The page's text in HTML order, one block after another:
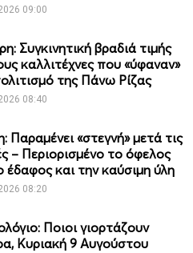
09:00
Συγκινητική βραδιά τιμής
καλλιτέχνες που «ύφαναν»
της Πάνω Ρίζας
08:40
Παραμένει «στεγνή» μετά τις
– Περιορισμένο το όφελος
έδαφος και την καύσιμη ύλη
08:20
Ποιοι γιορτάζουν
Κυριακή 9 Αυγούστου